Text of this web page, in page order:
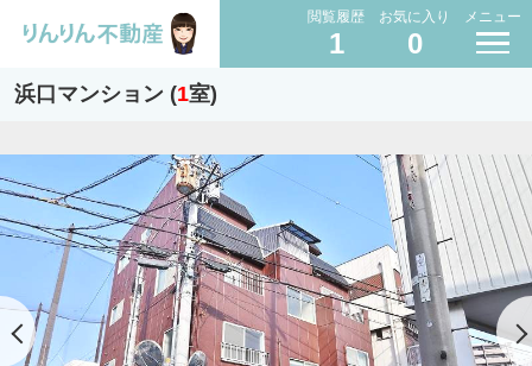
閲覧履歴
1
お気に入り
0
メニュー
浜口マンション (1室)